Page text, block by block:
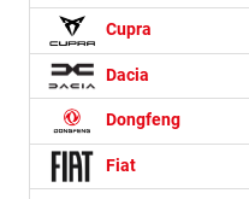
Cupra
Dacia
Dongfeng
Fiat